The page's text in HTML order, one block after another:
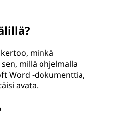
minkä
millä ohjelmalla
Word -dokumenttia,
avata.